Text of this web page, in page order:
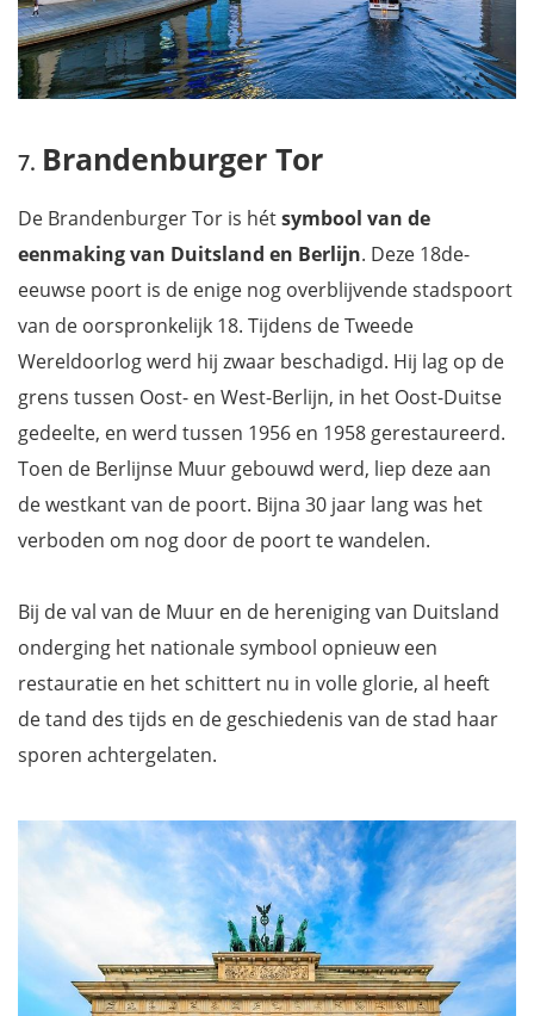
Brandenburger Tor
De Brandenburger Tor is hétsymbool van de
eenmaking van Duitsland en Berlijn. Deze 18de-
eeuwse poort is de enige nog overblijvende stadspoort
van de oorspronkelijk 18. Tijdens de Tweede
Wereldoorlog werd hij zwaar beschadigd. Hij lag op de
grens tussen Oost- en West-Berlijn, in het Oost-Duitse
gedeelte, en werd tussen 1956 en 1958 gerestaureerd.
Toen de Berlijnse Muur gebouwd werd, liep deze aan
de westkant van de poort. Bijna 30 jaar lang was het
verboden om nog door de poort te wandelen.
Bij de val van de Muur en de hereniging van Duitsland
onderging het nationale symbool opnieuw een
restauratie en het schittert nu in volle glorie, al heeft
de tand des tijds en de geschiedenis van de stad haar
sporen achtergelaten.